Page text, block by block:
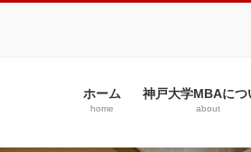
ホーム
home
神戸大学MBAにつ
about